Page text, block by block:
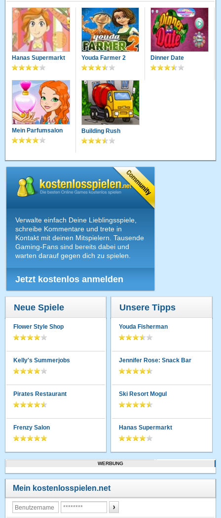
Hanas Supermarkt Youda Farmer 2 Dinner Date
Mein Parfumsalon Building Rush
Verwalte einfach Deine Lieblingsspiele,
schreibe Kommentare und trete in
Kontakt mit deinen Mitspielern. Tausende
Gaming-Fans sind bereits dabei und
warten darauf gegen dich zu spielen.
Jetzt kostenlos anmelden
Neue Spiele
Flower Style Shop
Kelly's Summerjobs
Pirates Restaurant
Frenzy Salon
Unsere Tipps
Youda Fisherman
Jennifer Rose: Snack Bar
Ski Resort Mogul
Hanas Supermarkt
WERBUNG
Mein kostenlosspielen.net